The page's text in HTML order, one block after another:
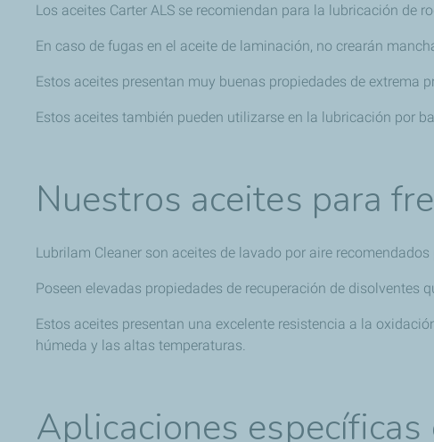
Los aceites Carter ALS se recomiendan para la lubricación de
En caso de fugas en el aceite de laminación, no crearán
Estos aceites presentan muy buenas propiedades de extrema
Estos aceites también pueden utilizarse en la lubricación por
Nuestros aceites para
Lubrilam Cleaner son aceites de lavado por aire
Poseen elevadas propiedades de recuperación de disolventes
Estos aceites presentan una excelente resistencia a la
húmeda y las altas temperaturas.
Aplicaciones